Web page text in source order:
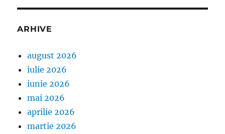
ARHIVE
august 2026
iulie 2026
iunie 2026
mai 2026
aprilie 2026
martie 2026